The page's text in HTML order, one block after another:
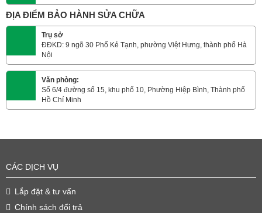
ĐỊA ĐIỂM BẢO HÀNH SỬA CHỮA
Trụ sở
ĐĐKD: 9 ngõ 30 Phố Kẻ Tạnh, phường Việt Hưng, thành phố Hà
Nội
Văn phòng:
Số 6/4 đường số 15, khu phố 10, Phường Hiệp Bình, Thành phố
Hồ Chí Minh
CÁC DỊCH VỤ
Lắp đặt & tư vấn
Chính sách đổi trả